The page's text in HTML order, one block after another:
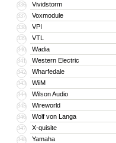
336 Vividstorm
337 Voxmodule
338 VPI
339 VTL
340 Wadia
341 Western Electric
342 Wharfedale
343 WiiM
344 Wilson Audio
345 Wireworld
346 Wolf von Langa
347 X-quisite
348 Yamaha